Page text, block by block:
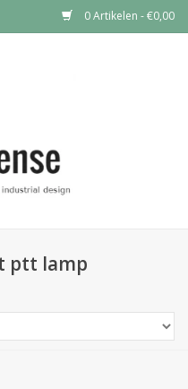
0 Artikelen - €0,00
ptt lamp